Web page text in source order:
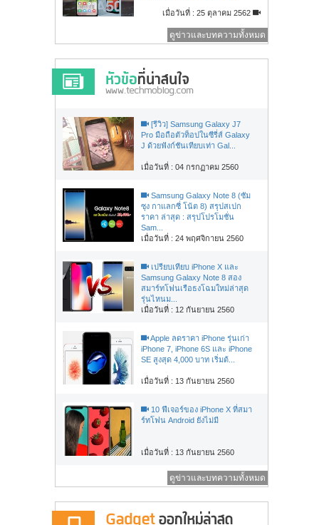
เมื่อวันที่ : 25 ตุลาคม 2562
ดูข่าวและบทความทั้งหมด
[รีวิว] Samsung Galaxy J7
Pro มือถือตัวท็อปในซีรี่ส์ Galaxy
J ด้วยฟังก์ชันเทียบเท่า Gal...
เมื่อวันที่ : 04 กรกฏาคม 2560
Samsung Galaxy Note 8 (ซัม
ซุง กาแลกซี่ โน้ต 8) สรุปสเปก
ราคา ล่าสุด : สรุปโปรโมชั่น
Sam...
เมื่อวันที่ : 24 พฤศจิกายน 2560
เปรียบเทียบ iPhone X และ
Samsung Galaxy Note 8 สอง
สมาร์ทโฟนเรือธงโฉมใหม่ล่าสุด
รุ่นไหนม...
เมื่อวันที่ : 12 กันยายน 2560
Apple ลดราคา iPhone รุ่นเก่า
iPhone 7, iPhone 6S และ iPhone
SE สูงสุด 4,000 บาท เริ่มต้...
เมื่อวันที่ : 13 กันยายน 2560
10 ฟีเจอร์ของ iPhone X ที่สมา
ร์ทโฟน Android ยังไม่มี
เมื่อวันที่ : 13 กันยายน 2560
ดูข่าวและบทความทั้งหมด